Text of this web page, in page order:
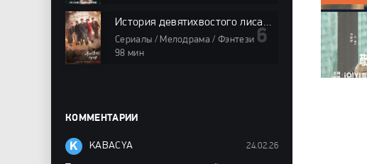
История девятихвостого лиса 1938
Сериалы / Мелодрама / Фэнтези
98 мин
КОММЕНТАРИИ
K KABACYA 24.02.26